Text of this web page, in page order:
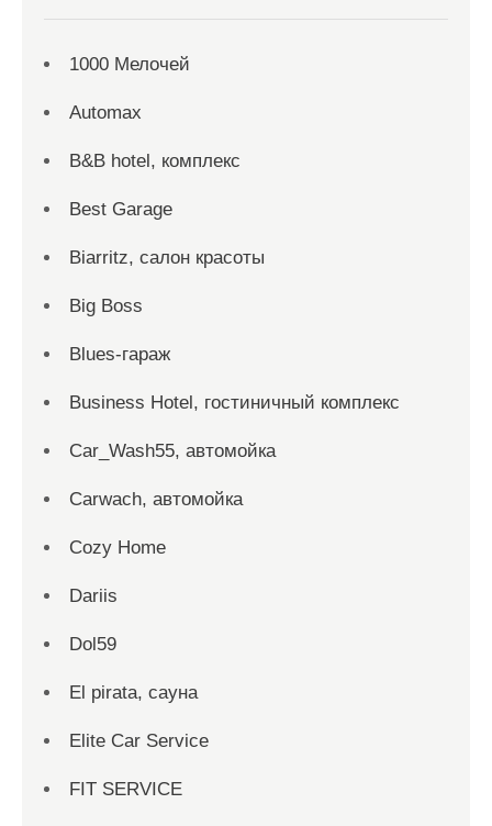
1000 Мелочей
Automax
B&B hotel, комплекс
Best Garage
Biarritz, салон красоты
Big Boss
Blues-гараж
Business Hotel, гостиничный комплекс
Car_Wash55, автомойка
Carwach, автомойка
Cozy Home
Dariis
Dol59
El pirata, сауна
Elite Car Service
FIT SERVICE